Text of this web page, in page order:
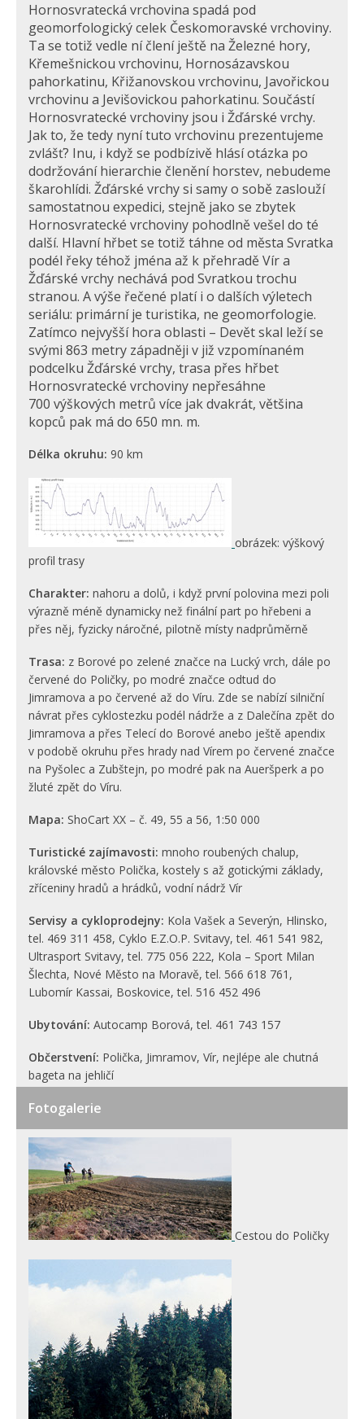
Hornosvratecká vrchovina spadá pod
geomorfologický celek Českomoravské vrchoviny.
Ta se totiž vedle ní člení ještě na Železné hory,
Křemešnickou vrchovinu, Hornosázavskou
pahorkatinu, Křižanovskou vrchovinu, Javořickou
vrchovinu a Jevišovickou pahorkatinu. Součástí
Hornosvratecké vrchoviny jsou i Žďárské vrchy.
Jak to, že tedy nyní tuto vrchovinu prezentujeme
zvlášť? Inu, i když se podbízivě hlásí otázka po
dodržování hierarchie členění horstev, nebudeme
škarohlídi. Žďárské vrchy si samy o sobě zaslouží
samostatnou expedici, stejně jako se zbytek
Hornosvratecké vrchoviny pohodlně vešel do té
další. Hlavní hřbet se totiž táhne od města Svratka
podél řeky téhož jména až k přehradě Vír a
Žďárské vrchy nechává pod Svratkou trochu
stranou. A výše řečené platí i o dalších výletech
seriálu: primární je turistika, ne geomorfologie.
Zatímco nejvyšší hora oblasti – Devět skal leží se
svými 863 metry západněji v již vzpomínaném
podcelku Žďárské vrchy, trasa přes hřbet
Hornosvratecké vrchoviny nepřesáhne
700 výškových metrů více jak dvakrát, většina
kopců pak má do 650 mn. m.
Délka okruhu: 90 km
obrázek: výškový
profil trasy
Charakter: nahoru a dolů, i když první polovina mezi poli
výrazně méně dynamicky než finální part po hřebeni a
přes něj, fyzicky náročné, pilotně místy nadprůměrně
Trasa: z Borové po zelené značce na Lucký vrch, dále po
červené do Poličky, po modré značce odtud do
Jimramova a po červené až do Víru. Zde se nabízí silniční
návrat přes cyklostezku podél nádrže a z Dalečína zpět do
Jimramova a přes Telecí do Borové anebo ještě apendix
v podobě okruhu přes hrady nad Vírem po červené značce
na Pyšolec a Zubštejn, po modré pak na Aueršperk a po
žluté zpět do Víru.
Mapa: ShoCart XX – č. 49, 55 a 56, 1:50 000
Turistické zajímavosti: mnoho roubených chalup,
královské město Polička, kostely s až gotickými základy,
zříceniny hradů a hrádků, vodní nádrž Vír
Servisy a cykloprodejny: Kola Vašek a Severýn, Hlinsko,
tel. 469 311 458, Cyklo E.Z.O.P. Svitavy, tel. 461 541 982,
Ultrasport Svitavy, tel. 775 056 222, Kola – Sport Milan
Šlechta, Nové Město na Moravě, tel. 566 618 761,
Lubomír Kassai, Boskovice, tel. 516 452 496
Ubytování: Autocamp Borová, tel. 461 743 157
Občerstvení: Polička, Jimramov, Vír, nejlépe ale chutná
bageta na jehličí
Fotogalerie
Cestou do Poličky